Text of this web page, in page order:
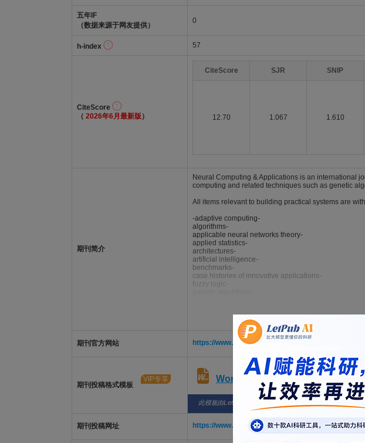
五年IF
（数据来源于网友提供）
0
h-index 57
CiteScore
（ 2026年6月最新版 ）
CiteScore SJR SNIP
12.70 1.067 1.610
期刊简介
Neural Computing & Applications is an international
computing and related techniques such as genetic
All items relevant to building practical systems are
-adaptive computing-
algorithms-
applicable neural networks theory-
applied statistics-
architectures-
artificial intelligence-
benchmarks-
case histories of innovative applications-
fuzzy logic-
intelligent agents-
intelligent control systems-
intelligent diagnostics-
intelligent forecasting-
neuro-fuzzy systems-
pattern recognition-
performance measures-
self-learning systems-
software simulations-
supervised and unsupervised learning methods-
system engineering and integration.
Featured contributions fall into several categories:
期刊官方网站 https://www.springer.com/521
期刊投稿格式模板
VIP专享 Word版格式模板
此模板由LetPub整理，仅供参考。 开通VIP 可免费下载，
期刊投稿网址 https://www.editorialmanager.com/ncaa